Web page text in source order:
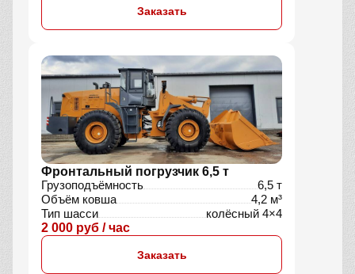
Заказать
Фронтальный погрузчик 6,5 т
Грузоподъёмность
6,5 т
Объём ковша
4,2 м³
Тип шасси
колёсный 4×4
2 000 руб / час
Заказать